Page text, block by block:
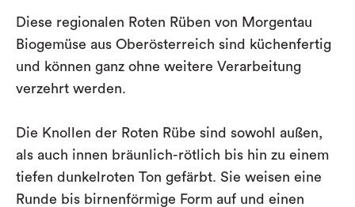
Diese regionalen Roten Rüben von Morgentau
Biogemüse aus Oberösterreich sind küchenfertig
und können ganz ohne weitere Verarbeitung
verzehrt werden.
Die Knollen der Roten Rübe sind sowohl außen,
als auch innen bräunlich-rötlich bis hin zu einem
tiefen dunkelroten Ton gefärbt. Sie weisen eine
Runde bis birnenförmige Form auf und einen